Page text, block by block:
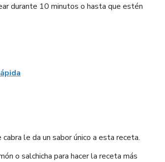
durante 10 minutos o hasta que estén
le da un sabor único a esta receta.
o salchicha para hacer la receta más